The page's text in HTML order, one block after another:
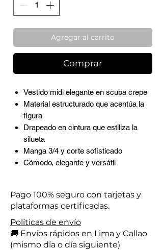
Agregar al carrito
Comprar
Vestido midi elegante en scuba crepe
Material estructurado que acentúa la
figura
Drapeado en cintura que estiliza la
silueta
Manga 3/4 y corte sofisticado
Cómodo, elegante y versátil
Pago 100% seguro con tarjetas y
plataformas certificadas.
Políticas de envío
🚚 Envíos rápidos en Lima y Callao
(mismo día o día siguiente)